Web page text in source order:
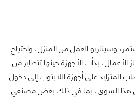
وسيناريو العمل من المنزل، واحتياج
الأعمال، بدأت الأجهزة حينها تتطاير من
المتزايد على أجهزة اللابتوب إلى دخول
هذا السوق، بما في ذلك بعض مصنعي